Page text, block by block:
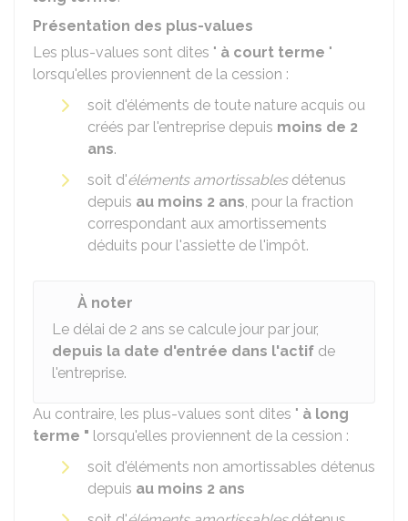
Présentation des plus-values
Les plus-values sont dites " à court terme "
lorsqu'elles proviennent de la cession :
soit d'éléments de toute nature acquis ou
créés par l'entreprise depuis moins de 2
ans.
soit d'éléments amortissablesdétenus
depuis au moins 2 ans, pour la fraction
correspondant aux amortissements
déduits pour l'assiette de l'impôt.
À noter
Le délai de 2 ans se calcule jour par jour,
depuis la date d'entrée dans l'actif de
l'entreprise.
Au contraire, les plus-values sont dites " à long
terme " lorsqu'elles proviennent de la cession :
soit d'éléments non amortissables détenus
depuis au moins 2 ans